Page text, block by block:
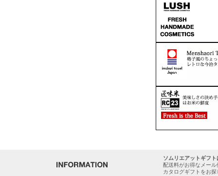
ソムリエアットギフ
配送料がお得なメー
カタログギフトをお